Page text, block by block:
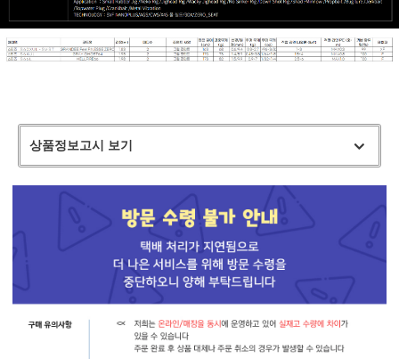
상품정보고시 보기